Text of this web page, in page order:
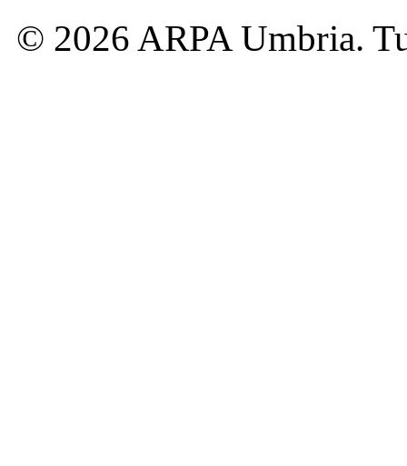
© 2026 ARPA Umbria.